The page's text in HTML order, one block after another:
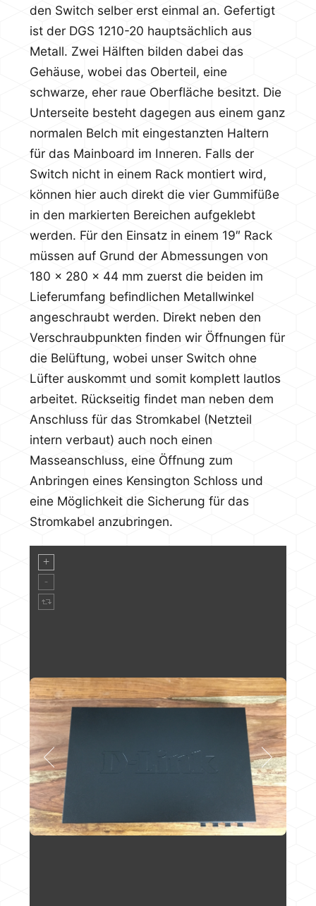
den Switch selber erst einmal an. Gefertigt
ist der DGS 1210-20 hauptsächlich aus
Metall. Zwei Hälften bilden dabei das
Gehäuse, wobei das Oberteil, eine
schwarze, eher raue Oberfläche besitzt. Die
Unterseite besteht dagegen aus einem ganz
normalen Belch mit eingestanzten Haltern
für das Mainboard im Inneren. Falls der
Switch nicht in einem Rack montiert wird,
können hier auch direkt die vier Gummifüße
in den markierten Bereichen aufgeklebt
werden. Für den Einsatz in einem 19″ Rack
müssen auf Grund der Abmessungen von
180 x 280 x 44 mm zuerst die beiden im
Lieferumfang befindlichen Metallwinkel
angeschraubt werden. Direkt neben den
Verschraubpunkten finden wir Öffnungen für
die Belüftung, wobei unser Switch ohne
Lüfter auskommt und somit komplett lautlos
arbeitet. Rückseitig findet man neben dem
Anschluss für das Stromkabel (Netzteil
intern verbaut) auch noch einen
Masseanschluss, eine Öffnung zum
Anbringen eines Kensington Schloss und
eine Möglichkeit die Sicherung für das
Stromkabel anzubringen.